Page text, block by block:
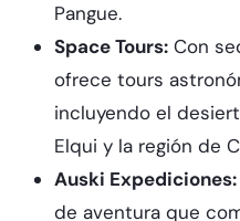
Pangue.
Space Tours:Con
ofrece tours
incluyendo el
Elqui y la región de
Auski Expediciones:
de aventura que